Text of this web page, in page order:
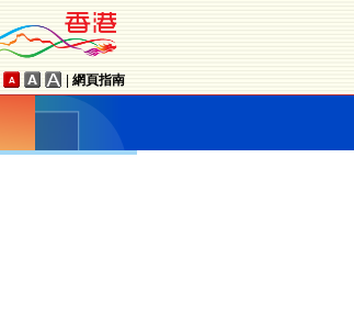
網頁指南